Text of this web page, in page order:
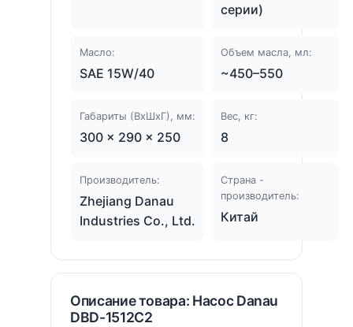
серии)
Масло:
SAE 15W/40
Объем масла, мл:
~450–550
Габариты (ВхШхГ), мм:
300 × 290 × 250
Вес, кг:
8
Производитель:
Zhejiang Danau
Industries Co., Ltd.
Страна -
производитель:
Китай
Описание товара: Насос Danau
DBD-1512C2